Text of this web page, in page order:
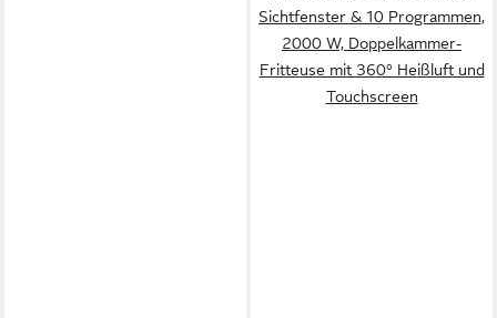
Sichtfenster & 10 Programmen,
2000 W, Doppelkammer-
Fritteuse mit 360° Heißluft und
Touchscreen